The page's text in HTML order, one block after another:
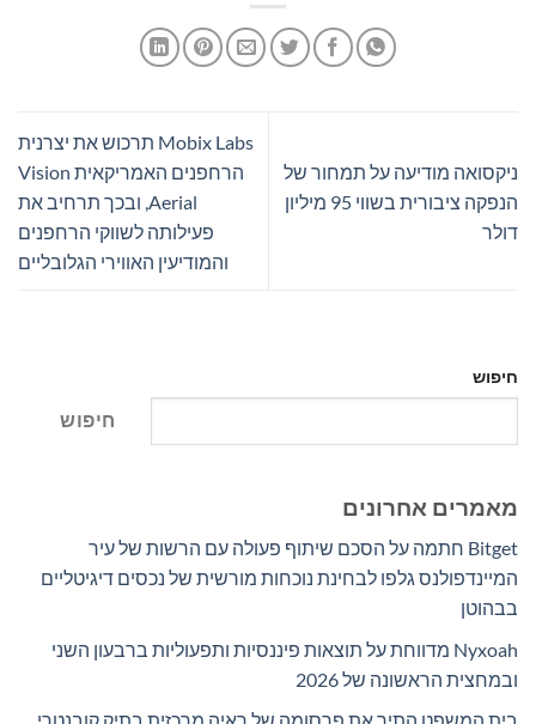
ניקסואה מודיעה על תמחור של
הנפקה ציבורית בשווי 95 מיליון
דולר
Mobix Labs תרכוש את יצרנית
הרחפנים האמריקאית Vision
Aerial, ובכך תרחיב את
פעילותה לשווקי הרחפנים
והמודיעין האווירי הגלובליים
חיפוש
חיפוש
מאמרים אחרונים
Bitget חתמה על הסכם שיתוף פעולה עם הרשות של עיר
המיינדפולנס גלפו לבחינת נוכחות מורשית של נכסים דיגיטליים
בבהוטן
Nyxoah מדווחת על תוצאות פיננסיות ותפעוליות ברבעון השני
ובמחצית הראשונה של 2026